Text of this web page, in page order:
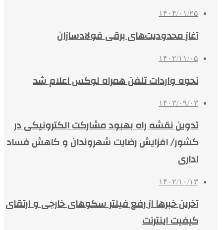
۱۴۰۴/۰۱/۲۵
آغاز محدودیت‌های برقی فولادسازان
۱۴۰۲/۱۱/۰۵
نحوه واردات تلفن همراه لوکس اعلام شد
۱۴۰۳/۰۹/۰۳
تدوین نقشه راه بهبود مشارکت الکترونیکی در
کشور/ افزایش رضایت‌ شهروندان و کاهش فساد
اداری
۱۴۰۲/۱۰/۱۳
آخرین خبرها از رفع فیلتر سکوهای خارجی و ارتقای
کیفیت اینترنت